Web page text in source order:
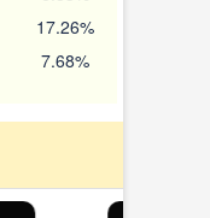
17.26%
7.68%